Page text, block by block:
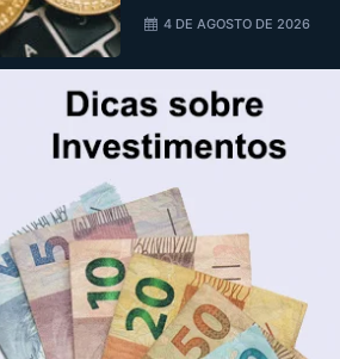
4 DE AGOSTO DE 2026